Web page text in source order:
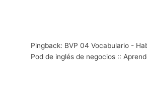
Pingback: BVP 04 Vocabulario -
Pod de inglés de negocios ::